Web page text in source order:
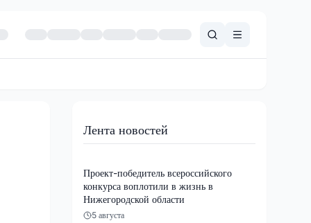
Лента новостей
Проект-победитель всероссийского
конкурса воплотили в жизнь в
Нижегородской области
5 августа